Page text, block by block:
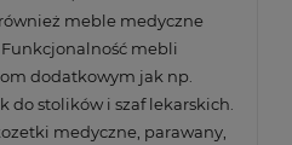
meble medyczne
mebli
dodatkowym jak np.
do stolików i szaf lekarskich
medyczne, parawany,